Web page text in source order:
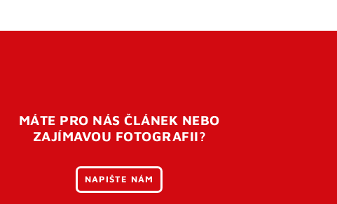
MÁTE PRO NÁS ČLÁNEK NEBO
ZAJÍMAVOU FOTOGRAFII?
NAPIŠTE NÁM